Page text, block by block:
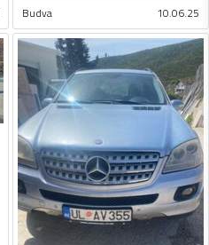
Budva 10.06.25